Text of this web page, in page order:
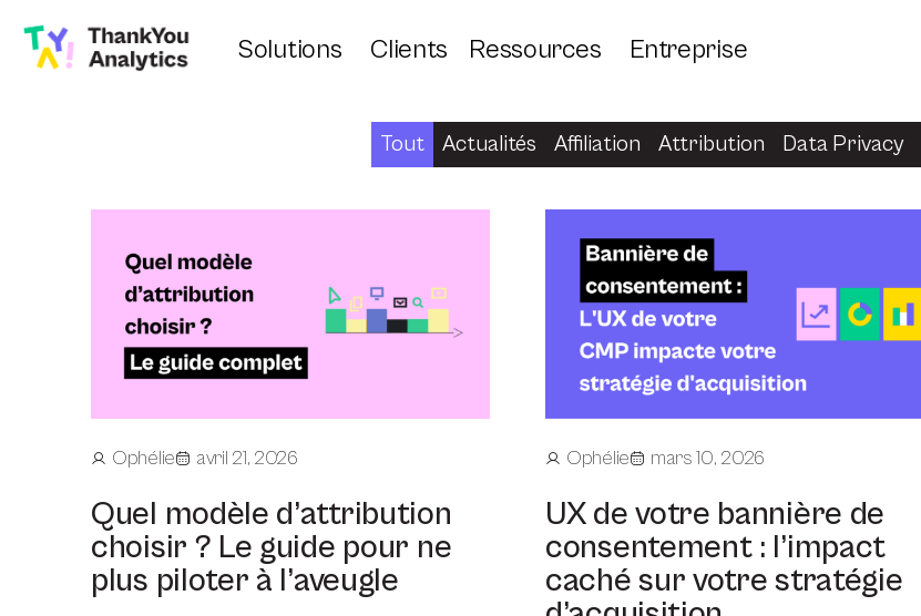
Solutions Clients Ressources Entreprise
Actualités Affiliation Attribution Data Privacy
Tout
Ophélie avril 21, 2026
Quel modèle d’attribution
choisir ? Le guide pour ne
plus piloter à l’aveugle
Ophélie mars 10, 2026
UX de votre bannière de
consentement : l’impact
caché sur votre stratégie